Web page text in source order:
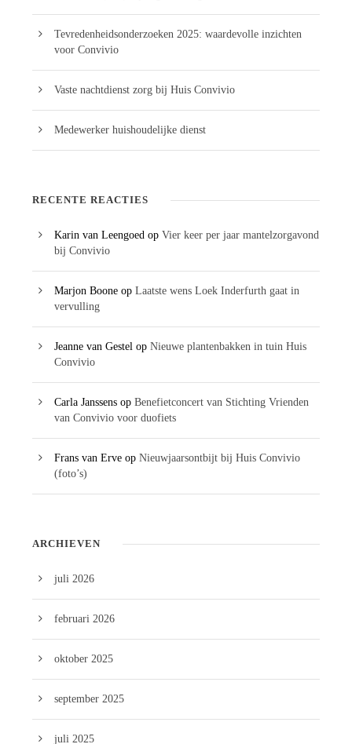
Tevredenheidsonderzoeken 2025: waardevolle inzichten
voor Convivio
Vaste nachtdienst zorg bij Huis Convivio
Medewerker huishoudelijke dienst
RECENTE REACTIES
Karin van Leengoed op Vier keer per jaar mantelzorgavond
bij Convivio
Marjon Boone op Laatste wens Loek Inderfurth gaat in
vervulling
Jeanne van Gestel op Nieuwe plantenbakken in tuin Huis
Convivio
Carla Janssens op Benefietconcert van Stichting Vrienden
van Convivio voor duofiets
Frans van Erve op Nieuwjaarsontbijt bij Huis Convivio
(foto’s)
ARCHIEVEN
juli 2026
februari 2026
oktober 2025
september 2025
juli 2025